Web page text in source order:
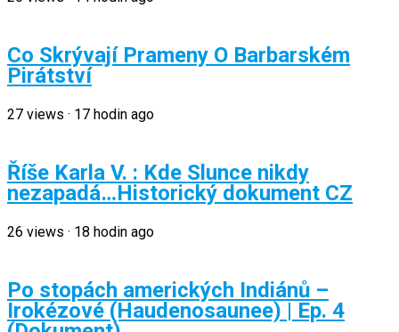
Co Skrývají Prameny O Barbarském
Pirátství
27 views · 17 hodin ago
Říše Karla V. : Kde Slunce nikdy
nezapadá…Historický dokument CZ
26 views · 18 hodin ago
Po stopách amerických Indiánů –
Irokézové (Haudenosaunee) | Ep. 4